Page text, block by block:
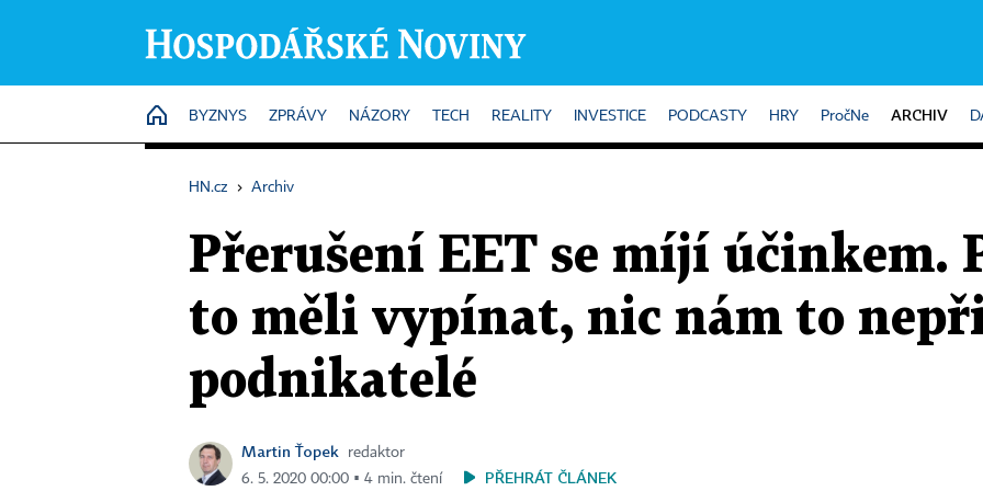
HOME
BYZNYS ZPRÁVY NÁZORY TECH REALITY INVESTICE PODCASTY HRY PročNe ARCHIV
HN.cz › Archiv
Přerušení EET se míjí účinkem.
to měli vypínat, nic nám to
podnikatelé
Martin Ťopek
redaktor
6. 5. 2020 00:00 ▪ 4 min. čtení
PŘEHRÁT ČLÁNEK